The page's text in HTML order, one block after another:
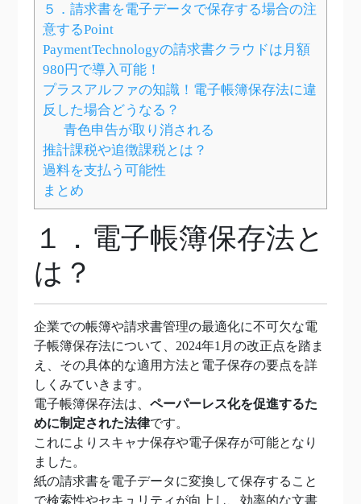
５．請求書を電子データで保存する場合の注
意するPoint
PaymentTechnologyの請求書クラウドは月額
980円で導入可能！
プラスアルファの知識！電子帳簿保存法に違
反した場合どうなる？
青色申告が取り消される
推計課税や追徴課税とは？
過料を支払う可能性
まとめ
１．電子帳簿保存法と
は？
企業での帳簿や請求書管理の最適化に不可欠な電
子帳簿保存法について、2024年1月の改正点を踏ま
え、その具体的な適用方法と電子保存の要点を詳
しくみていきます。
電子帳簿保存法は、 ペーパーレス化を促進するた
めに制定された法律です。
これによりスキャナ保存や電子保存が可能となり
ました。
紙の請求書を電子データに変換して保存すること
で検索性やセキュリティが向上し、効率的な文書